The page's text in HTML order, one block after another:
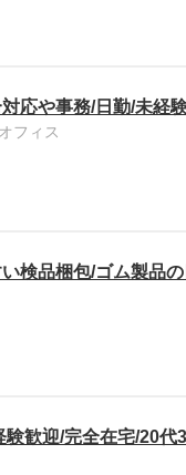
応や事務/日勤/未経
フィス
検品梱包/ゴム製品
歓迎/完全在宅/20